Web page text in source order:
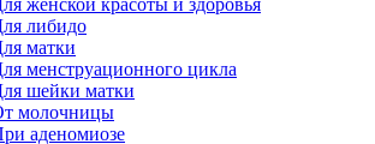
женской красоты и здоровья
либидо
матки
менструационного цикла
шейки матки
молочницы
аденомиозе